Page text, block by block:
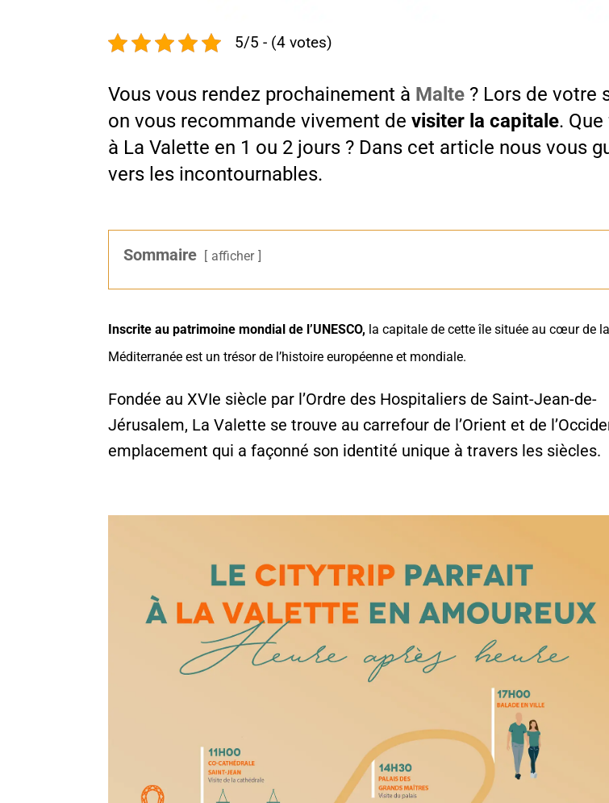
5/5 - (4 votes)
Vous vous rendez prochainement à Malte ? Lors de votre
on vous recommande vivement devisiter la capitale.
à La Valette en 1 ou 2 jours ? Dans cet article nous vous
vers les incontournables.
Sommaire afficher
Inscrite au patrimoine mondial de l’UNESCO, la capitale de cette île située au cœur de la
Méditerranée est un trésor de l’histoire européenne et mondiale.
Fondée au XVIe siècle par l’Ordre des Hospitaliers de Saint-Jean-de-
Jérusalem, La Valette se trouve au carrefour de l’Orient et de
emplacement qui a façonné son identité unique à travers les siècles.